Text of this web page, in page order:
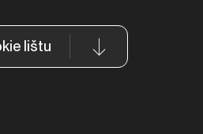
lištu